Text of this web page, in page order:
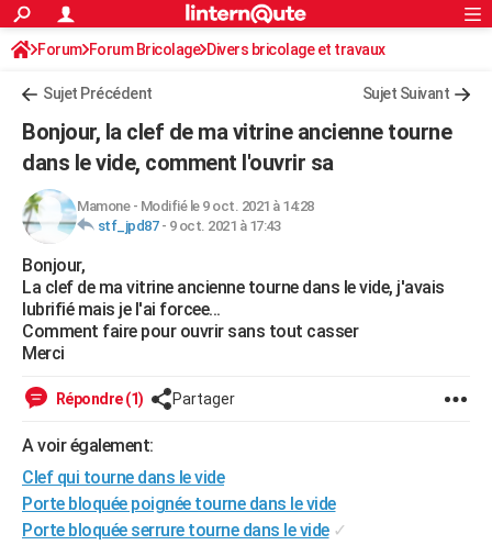
ACTUALITÉS
Politique
Société
Faits Divers
Education
Monde
Villes
+
Programme TV
TNTStreaming
Cinéma
Sorties cinéma
Musique
FINANCE
Retraite
Impôts
Epargne
Immobilier
Risques naturels par ville
Banque
Assurance
Crédit
AUTO
Essais
Réserver un essai
Citadines
Berlines
SUV
Forum auto
HIGH-TECH
Mobiles
Meilleur smartphone
Internet
Ordinateurs
Jeux vidéo
Guide high-tech
BRICOLAGE
Forum
Aménagement intérieur
Extérieur
Cuisine
Salle de bains
Jardinage
Rangement
WEEK-END
LIFESTYLE
Alimentation
Guide de la santé
Maladies
Médicaments
Sommeil
VOYAGE
Destinations
City break
Voyage nature
Voyage de noces
Forum
Climat
+PHOTO
Rechercher
S'inscrire
Connexion
Forum Forum Bricolage Divers bricolage et travaux
Sujet Précédent Sujet Suivant
Bonjour, la clef de ma vitrine ancienne tourne
dans le vide, comment l'ouvrir sa
Mamone- Modifié le 9 oct. 2021 à 14:28
stf_jpd87- 9 oct. 2021 à 17:43
Bonjour,
La clef de ma vitrine ancienne tourne dans le vide, j'avais
lubrifié mais je l'ai forcee...
Comment faire pour ouvrir sans tout casser
Merci
Répondre (1) Partager
A voir également:
Clef qui tourne dans le vide
Porte bloquée poignée tourne dans le vide
Porte bloquée serrure tourne dans le vide ✓